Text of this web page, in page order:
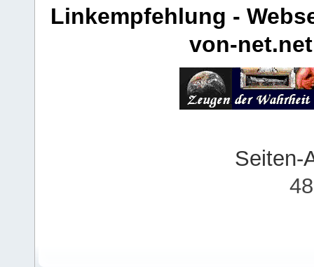
Linkempfehlung -
von-net.net
Seiten-